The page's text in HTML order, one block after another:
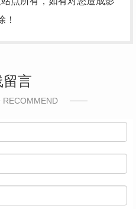
！
言
RECOMMEND